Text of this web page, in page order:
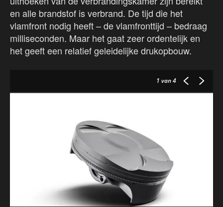
en alle brandstof is verbrand. De tijd die het
vlamfront nodig heeft – de vlamfronttijd – bedraag
milliseconden. Maar het gaat zeer ordentelijk en
het geeft een relatief geleidelijke drukopbouw.
1 van 4